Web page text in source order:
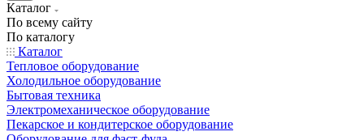
Каталог
По всему сайту
По каталогу
Каталог
Тепловое оборудование
Холодильное оборудование
Бытовая техника
Электромеханическое оборудование
Пекарское и кондитерское оборудование